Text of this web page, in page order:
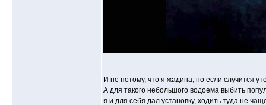
И не потому, что я жадина, но если случится
А для такого небольшого водоема выбить
я и для себя дал установку, ходить туда не